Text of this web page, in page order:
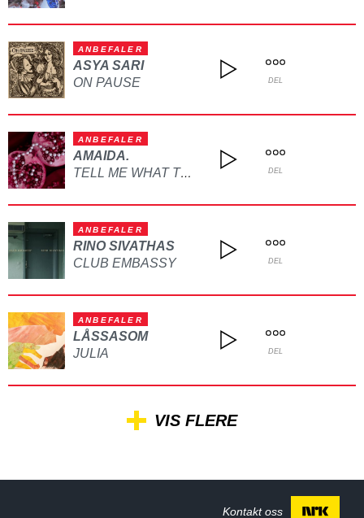
ANBEFALER
ASYA SARI
ON PAUSE
DEL
ANBEFALER
AMAIDA.
TELL ME WHAT TO DO DEL
ANBEFALER
RINO SIVATHAS
CLUB EMBASSY
DEL
ANBEFALER
LÅSSASOM
JULIA
DEL
VIS FLERE
Kontakt oss